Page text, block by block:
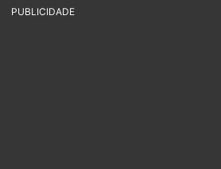
PUBLICIDADE